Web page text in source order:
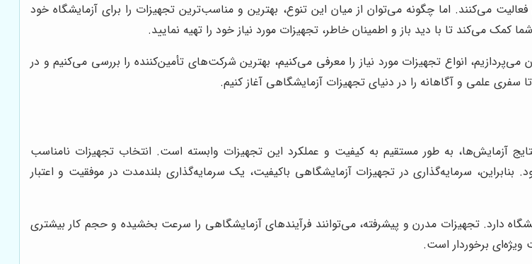
می‌کنند. اما چگونه می‌توان از میان این تنوع، بهترین و مناسب‌ترین تجهیزات را برای آزمایشگاه خود
کمک می‌کند تا با دید باز و اطمینان خاطر، تجهیزات مورد نیاز خود را تهیه نمایید.
انواع تجهیزات مورد نیاز را معرفی می‌کنیم، بهترین شرکت‌های تأمین‌کننده را بررسی می‌کنیم و در
علمی و آگاهانه را در دنیای تجهیزات آزمایشگاهی آغاز کنیم.
آزمایش‌ها، به طور مستقیم به کیفیت و عملکرد این تجهیزات وابسته است. انتخاب تجهیزات نامناسب
سرمایه‌گذاری در تجهیزات آزمایشگاهی باکیفیت، یک سرمایه‌گذاری بلندمدت در موفقیت و اعتبار
دارد. تجهیزات مدرن و پیشرفته، می‌توانند فرآیندهای آزمایشگاهی را سرعت بخشیده و حجم کار بیشتری
ویژه‌ای برخوردار است.